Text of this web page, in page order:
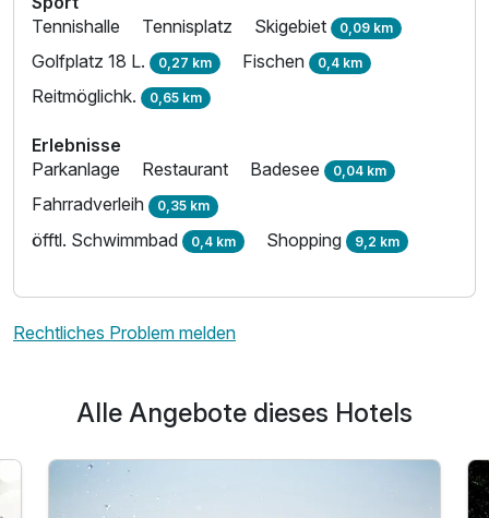
Tennishalle
Tennisplatz Skigebiet 0,09 km
Golfplatz 18 L. 0,27 km Fischen 0,4 km
Reitmöglichk. 0,65 km
Erlebnisse
Parkanlage
Restaurant Badesee 0,04 km
Fahrradverleih 0,35 km
öfftl. Schwimmbad 0,4 km Shopping 9,2 km
Rechtliches Problem melden
Alle Angebote dieses Hotels